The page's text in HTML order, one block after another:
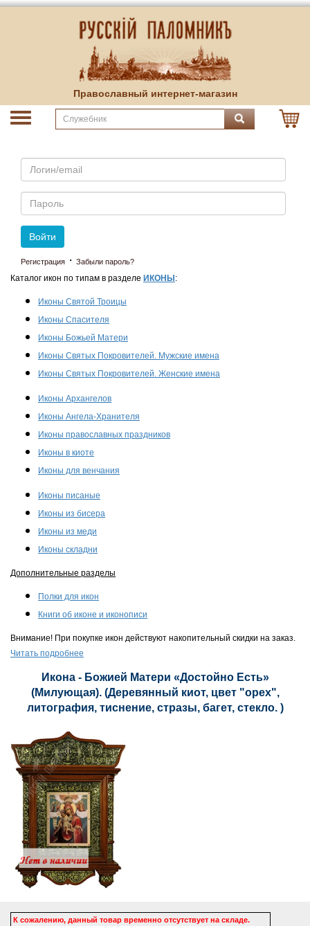
Православный интернет-магазин
Email
Пароль
Войти
Регистрация · Забыли пароль?
Каталог икон по типам в разделе ИКОНЫ :
Иконы Святой Троицы
Иконы Спасителя
Иконы Божьей Матери
Иконы Святых Покровителей. Мужские имена
Иконы Святых Покровителей. Женские имена
Иконы Архангелов
Иконы Ангела-Хранителя
Иконы православных праздников
Иконы в киоте
Иконы для венчания
Иконы писаные
Иконы из бисера
Иконы из меди
Иконы складни
Дополнительные разделы
Полки для икон
Книги об иконе и иконописи
Внимание! При покупке икон действуют накопительный скидки на заказ.
Читать подробнее
Икона - Божией Матери «Достойно Есть»
(Милующая). (Деревянный киот, цвет "орех",
литография, тиснение, стразы, багет, стекло. )
К сожалению, данный товар временно отсутствует на складе.